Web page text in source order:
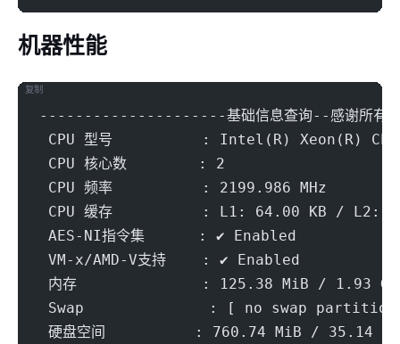
机器性能
---------------------基础信息查询--感谢所
CPU 型号          : Intel(R) Xeon(R) CPU
CPU 核心数        : 2
CPU 频率          : 2199.986 MHz
CPU 缓存          : L1: 64.00 KB / L2:
AES-NI指令集      : ✔ Enabled
VM-x/AMD-V支持    : ✔ Enabled
内存              : 125.38 MiB / 1.93
Swap              : [ no swap partition
硬盘空间          : 760.74 MiB / 35.14
复制